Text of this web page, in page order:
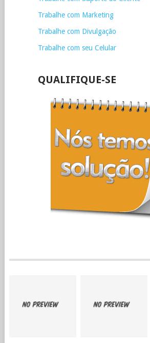
Trabalhe com Marketing
Trabalhe com Divulgação
Trabalhe com seu Celular
QUALIFIQUE-SE